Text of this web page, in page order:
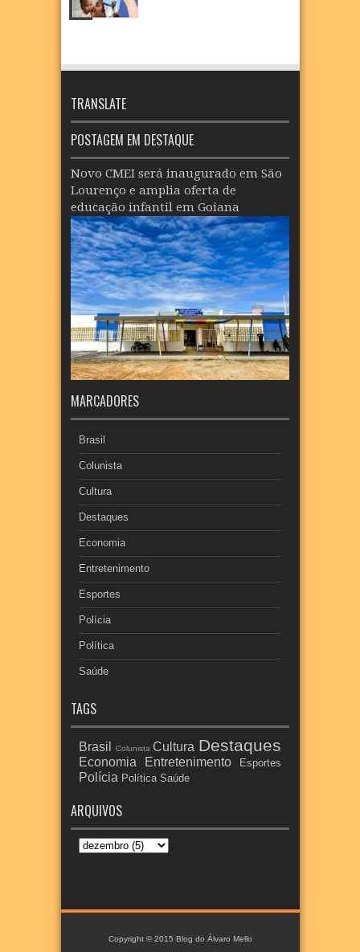
TRANSLATE
POSTAGEM EM DESTAQUE
Novo CMEI será inaugurado em São
Lourenço e amplia oferta de
educação infantil em Goiana
MARCADORES
Brasil
Colunista
Cultura
Destaques
Economia
Entretenimento
Esportes
Polícia
Política
Saúde
TAGS
Brasil Colunista Cultura Destaques
Economia Entretenimento Esportes
Polícia Política Saúde
ARQUIVOS
Copyright © 2015 Blog do Álvaro Mello